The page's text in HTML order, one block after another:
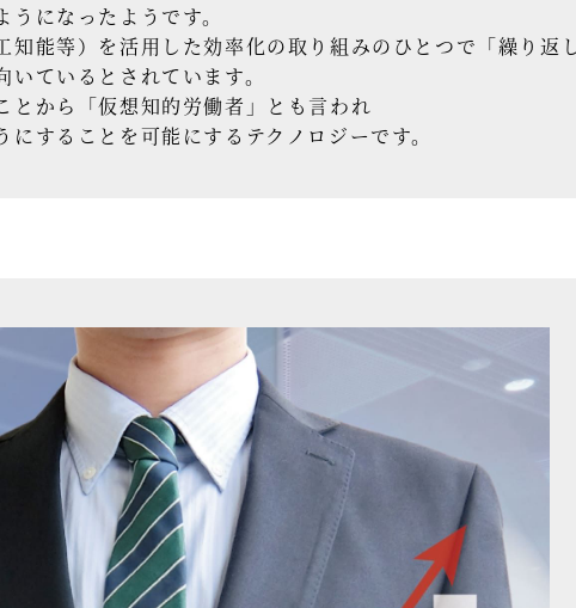
になったようです。
能等）を活用した効率化の取り組みのひとつで「繰り返
ているとされています。
とから「仮想知的労働者」とも言われ
することを可能にするテクノロジーです。